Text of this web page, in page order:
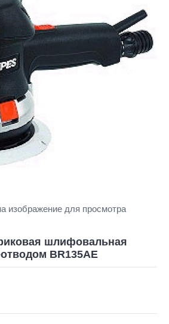
изображение для просмотра
шлифовальная
BR135AE